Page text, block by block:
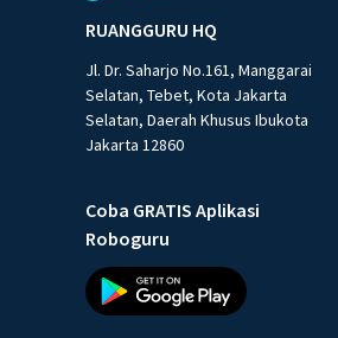
RUANGGURU HQ
Jl. Dr. Saharjo No.161, Manggarai
Selatan, Tebet, Kota Jakarta
Selatan, Daerah Khusus Ibukota
Jakarta 12860
Coba GRATIS Aplikasi
Roboguru